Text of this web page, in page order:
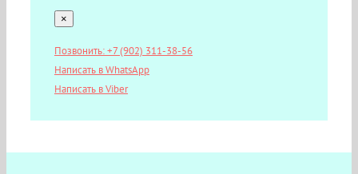
×
Позвонить: +7 (902) 311-38-56
Написать в WhatsApp
Написать в Viber